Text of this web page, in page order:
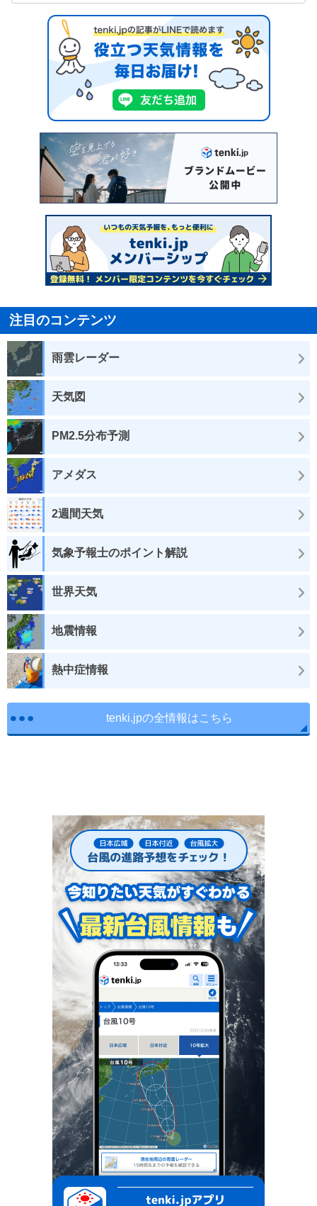
注目のコンテンツ
雨雲レーダー
天気図
PM2.5分布予測
アメダス
2週間天気
気象予報士のポイント解説
世界天気
地震情報
熱中症情報
tenki.jpの全情報はこちら